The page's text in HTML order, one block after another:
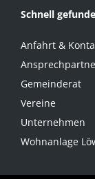
Schnell
Anfahrt &
Gemeinderat
Vereine
Unternehmen
Wohnanlage